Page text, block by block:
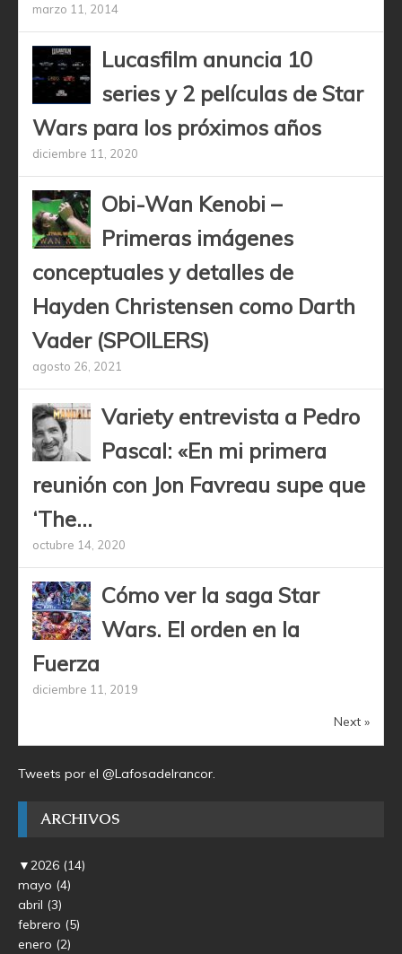
marzo 11, 2014
Lucasfilm anuncia 10
series y 2 películas de Star
Wars para los próximos años
diciembre 11, 2020
Obi-Wan Kenobi –
Primeras imágenes
conceptuales y detalles de
Hayden Christensen como Darth
Vader (SPOILERS)
agosto 26, 2021
Variety entrevista a Pedro
Pascal: «En mi primera
reunión con Jon Favreau supe que
‘The...
octubre 14, 2020
Cómo ver la saga Star
Wars. El orden en la
Fuerza
diciembre 11, 2019
Next »
Tweets por el @Lafosadelrancor.
ARCHIVOS
▼2026 (14)
mayo (4)
abril (3)
febrero (5)
enero (2)